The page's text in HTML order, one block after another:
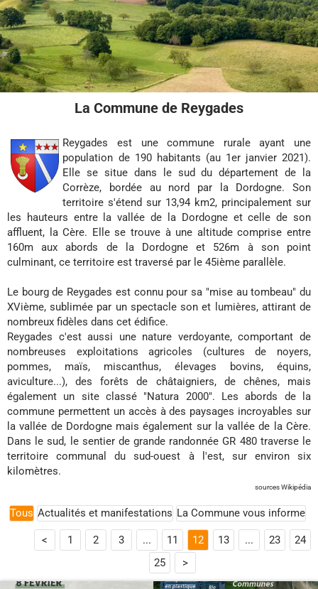
La Commune de Reygades
Reygades est une commune rurale ayant une
population de 190 habitants (au 1er janvier 2021).
Elle se situe dans le sud du département de la
Corrèze, bordée au nord par la Dordogne. Son
territoire s'étend sur 13,94 km2, principalement sur
les hauteurs entre la vallée de la Dordogne et celle de son
affluent, la Cère. Elle se trouve à une altitude comprise entre
160m aux abords de la Dordogne et 526m à son point
culminant, ce territoire est traversé par le 45ième parallèle.
Le bourg de Reygades est connu pour sa "mise au tombeau" du
XVième, sublimée par un spectacle son et lumières, attirant de
nombreux fidèles dans cet édifice.
Reygades c'est aussi une nature verdoyante, comportant de
nombreuses exploitations agricoles (cultures de noyers,
pommes, maïs, miscanthus, élevages bovins, équins,
aviculture...), des forêts de châtaigniers, de chênes, mais
également un site classé "Natura 2000". Les abords de la
commune permettent un accès à des paysages incroyables sur
la vallée de Dordogne mais également sur la vallée de la Cère.
Dans le sud, le sentier de grande randonnée GR 480 traverse le
territoire communal du sud-ouest à l'est, sur environ six
kilomètres.
sources Wikipédia
Tous Actualités et manifestations La Commune vous informe
< 1 2 3 ... 11 12 13 ... 23
24
25
>